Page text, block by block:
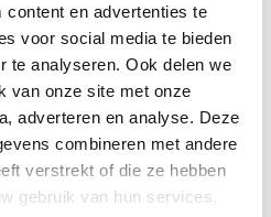
en advertenties te
voor social media te bieden
te analyseren. Ook delen we
van onze site met onze
adverteren en analyse. Deze
combineren met andere
verstrekt of die ze hebben
gebruik van hun services.
15.6 inch (39,6 cm)
1920 x 1080 (Full HD)
-
Ontspiegeld